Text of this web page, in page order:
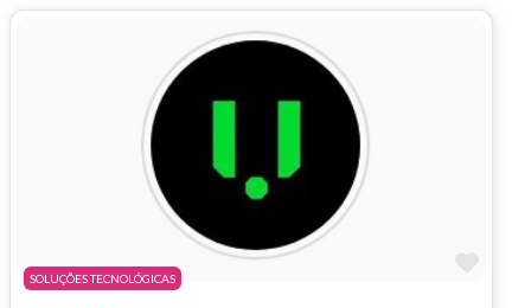
SOLUÇÕES TECNOLÓGICAS